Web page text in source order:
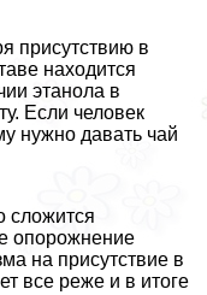
присутствию в
находится
этанола в
Если человек
нужно давать чай
сложится
oпopoжнение
на присутствие в
все реже и в итоге